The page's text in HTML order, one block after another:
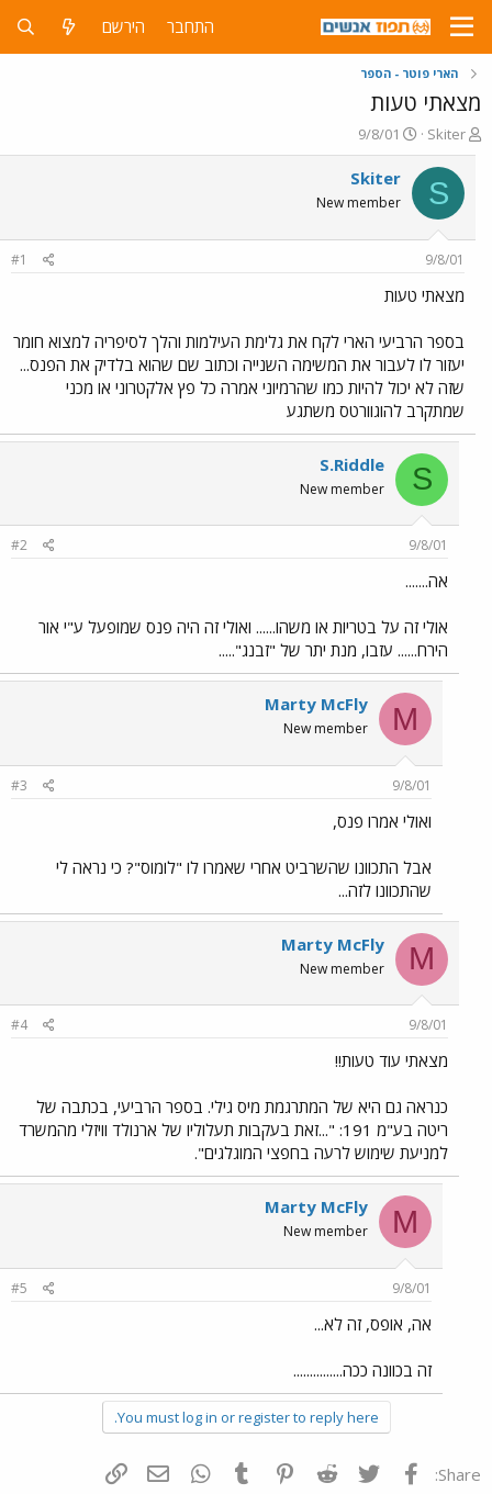
התחבר הירשם
הארי פוטר - הספר
מצאתי טעות
פ
ו
ת
ח
ה
ש
א
Skiter
פ
ו
ר
ם
ר
9/8/01
S
Skiter
New member
9/8/01
#1
מצאתי טעות
בספר הרביעי הארי לקח את גלימת העילמות והלך לסיפריה למצוא חומר
יעזור לו לעבור את המשימה השנייה וכתוב שם שהוא בלדיק את הפנס...
שזה לא יכול להיות כמו שהרמיוני אמרה כל פץ אלקטרוני או מכני
שמתקרב להוגוורטס משתגע
S
S.Riddle
New member
9/8/01
#2
אה.......
אולי זה על בטריות או משהו...... ואולי זה היה פנס שמופעל ע"י אור
הירח...... עזבו, מנת יתר של "זבנג".....
M
Marty McFly
New member
9/8/01
#3
ואולי אמרו פנס,
אבל התכוונו שהשרביט אחרי שאמרו לו "לומוס"? כי נראה לי
שהתכוונו לזה...
M
Marty McFly
New member
9/8/01
#4
מצאתי עוד טעות!!
כנראה גם היא של המתרגמת מיס גילי. בספר הרביעי, בכתבה של
ריטה בע"מ 191: "...זאת בעקבות תעלוליו של ארנולד וויזלי מהמשרד
למניעת שימוש לרעה בחפצי המוגלגים".
M
Marty McFly
New member
9/8/01
#5
אה, אופס, זה לא...
זה בכוונה ככה...............
You must log in or register to reply here.
Share: פייסבוק Twitter
Reddit
Pinterest
Tumblr
WhatsAppדואר אלקטרוני